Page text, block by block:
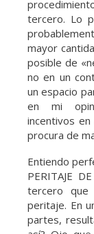
tercero. Lo
mayor
posible de
no en un
un espacio
en mi
incentivos
procura de
Entiendo
PERITAJE
tercero que
peritaje. En
partes,